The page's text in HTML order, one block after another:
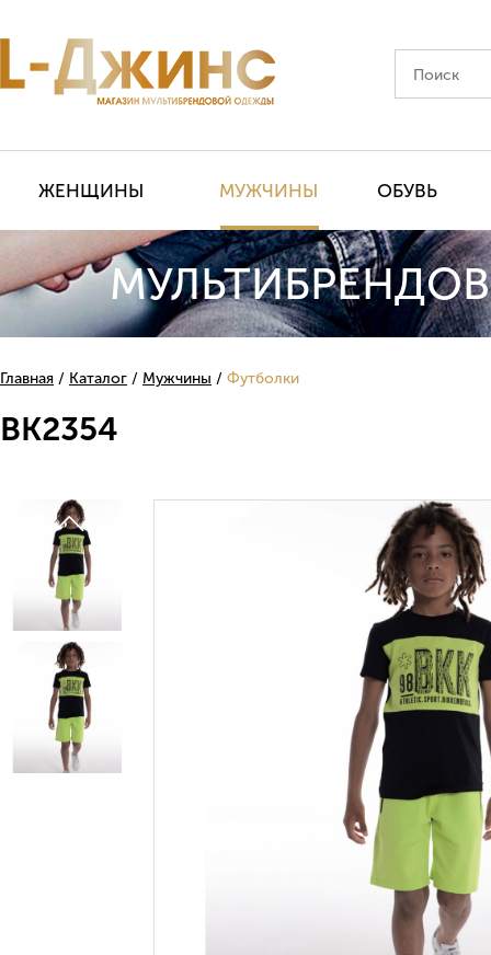
ЖЕНЩИНЫ МУЖЧИНЫ ОБУВЬ
Главная Каталог Мужчины Футболки
BK2354